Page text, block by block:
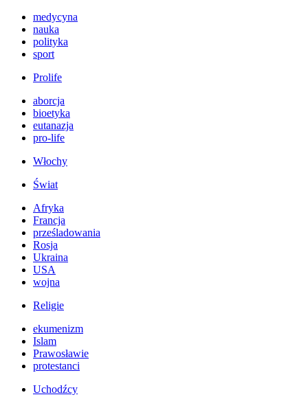
medycyna
nauka
polityka
sport
Prolife
aborcja
bioetyka
eutanazja
pro-life
Włochy
Świat
Afryka
Francja
prześladowania
Rosja
Ukraina
USA
wojna
Religie
ekumenizm
Islam
Prawosławie
protestanci
Uchodźcy